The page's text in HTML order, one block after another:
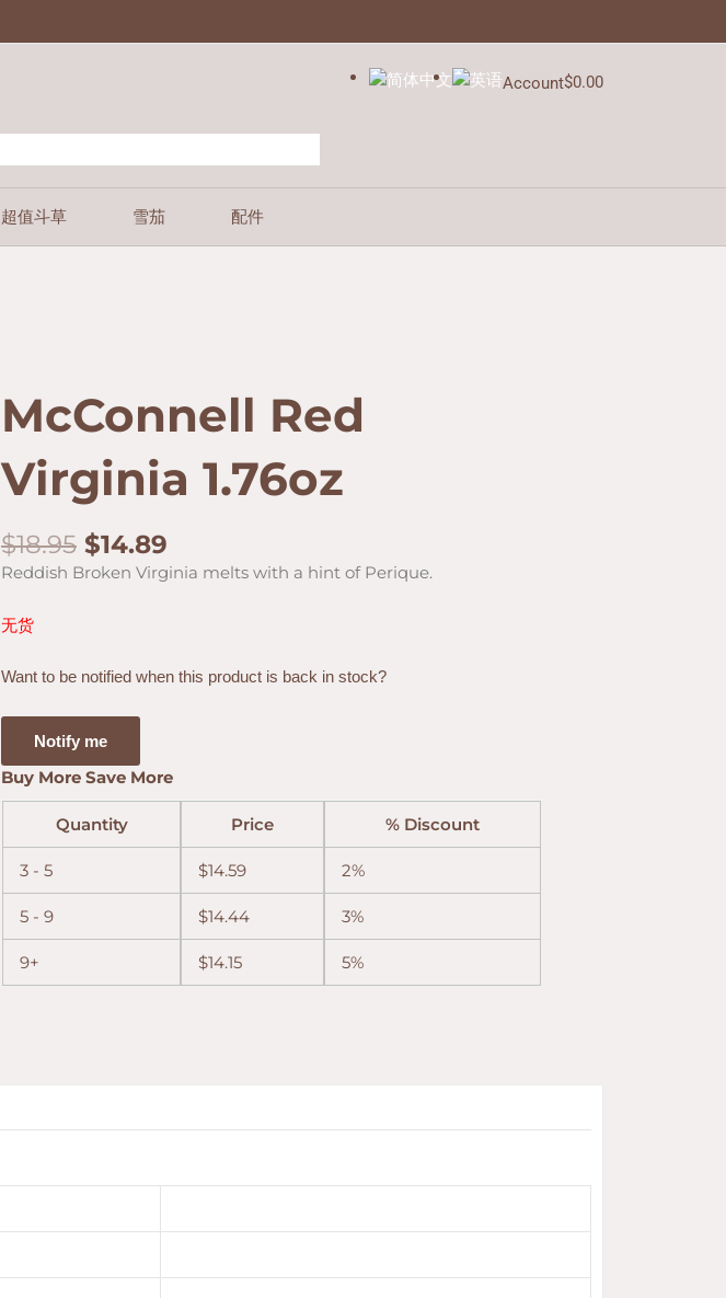
Account$0.00
Cart
超值斗草 雪茄 配件
McConnell Red
Virginia 1.76oz
$18.95 原
价
为：
$14.89
前
价
Reddish Broken Virginia melts with a hint of Perique.
无货
Want to be notified when this product is back in stock?
Notify me
Buy More Save More
Quantity Price % Discount
3 - 5 $14.59 2%
5 - 9 $14.44 3%
9+ $14.15 5%